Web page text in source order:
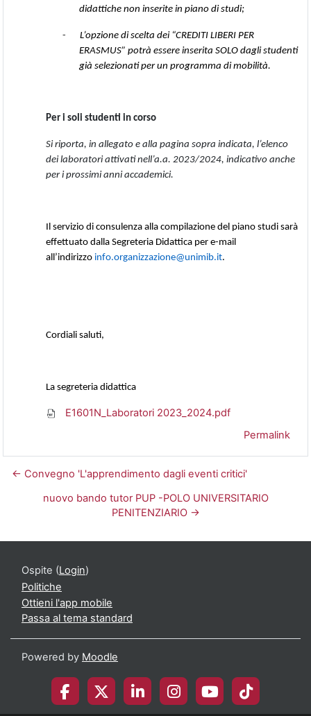
didattiche non inserite in piano di studi;
-
L’opzione di scelta dei “CREDITI LIBERI PER
ERASMUS” potrà essere inserita SOLO dagli studenti
già selezionati per un programma di mobilità.
Per i soli studenti in corso
Si riporta, in allegato e alla pagina sopra indicata, l’elenco
dei laboratori attivati nell’a.a. 2023/2024, indicativo anche
per i prossimi anni accademici.
Il servizio di consulenza alla compilazione del piano studi sarà
effettuato dalla Segreteria Didattica per e-mail
all’indirizzo info.organizzazione@unimib.it.
Cordiali saluti,
La segreteria didattica
E1601N_Laboratori 2023_2024.pdf
Permalink
← Convegno 'L'apprendimento dagli eventi critici'
nuovo bando tutor PUP -POLO UNIVERSITARIO
PENITENZIARIO →
Ospite (Login)
Politiche
Ottieni l'app mobile
Passa al tema standard
Powered by Moodle